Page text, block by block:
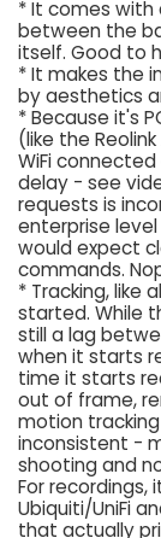
* It comes
between the
itself. Good to
* It makes the
by aesthetics
* Because it's
(like the
WiFi
delay - see
requests is
enterprise
would expect
commands.
* Tracking, like
started. While
still a lag
when it starts
time it starts
out of frame,
motion
inconsistent -
shooting and
For recordings,
Ubiquiti/UniFi
that actually